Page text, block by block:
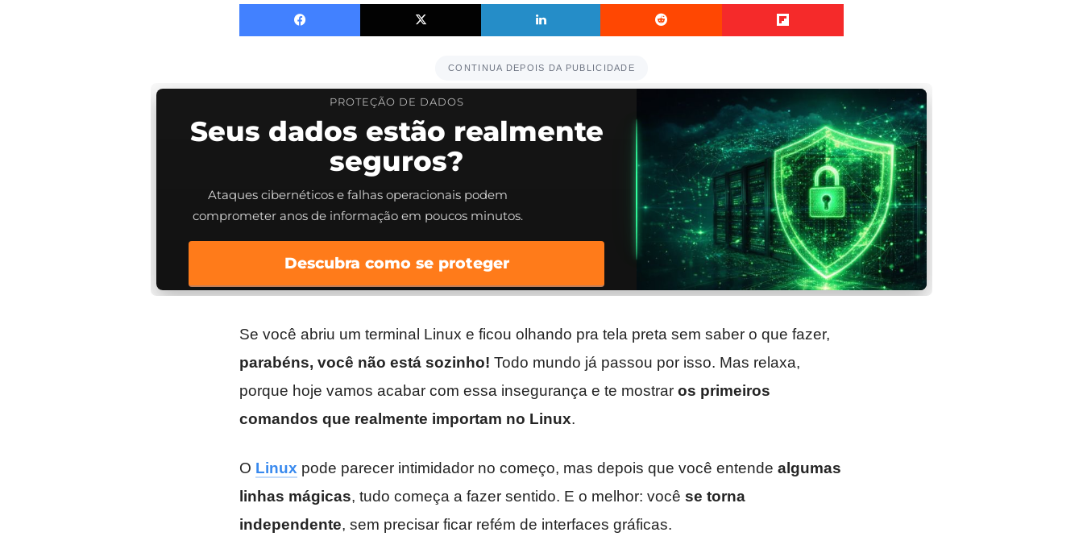
Facebook X Linkedin Reddit Flipboard
CONTINUA DEPOIS DA PUBLICIDADE
PROTEÇÃO DE DADOS
Seus dados estão realmente
seguros?
Ataques cibernéticos e falhas operacionais podem
comprometer anos de informação em poucos minutos.
Descubra como se proteger
Se você abriu um terminal Linux e ficou olhando pra tela preta sem saber o que fazer,
parabéns, você não está sozinho! Todo mundo já passou por isso. Mas relaxa,
porque hoje vamos acabar com essa insegurança e te mostrar os primeiros
comandos que realmente importam no Linux.
O Linux pode parecer intimidador no começo, mas depois que você entende algumas
linhas mágicas, tudo começa a fazer sentido. E o melhor: você se torna
independente, sem precisar ficar refém de interfaces gráficas.